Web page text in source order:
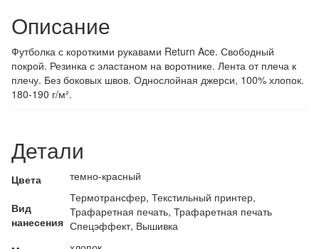
Описание
Футболка с короткими рукавами Return Ace. Свободный
покрой. Резинка с эластаном на воротнике. Лента от плеча к
плечу. Без боковых швов. Однослойная джерси, 100% хлопок.
180-190 г/м².
Детали
Цвета темно-красный
Вид
нанесения
Термотрансфер, Текстильный принтер,
Трафаретная печать, Трафаретная печать
Спецэффект, Вышивка